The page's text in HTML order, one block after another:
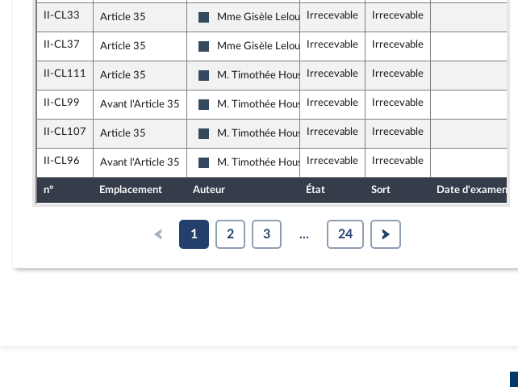
II-CL33 Article 35
Rassemblement National
Mme Gisèle Lelouis Irrecevable Irrecevable
II-CL37 Article 35
Rassemblement National
Mme Gisèle Lelouis Irrecevable Irrecevable
II-CL111 Article 35
Rassemblement National
M. Timothée HoussinIrrecevable Irrecevable
II-CL99 Avant l'Article 35
Rassemblement National
M. Timothée HoussinIrrecevable Irrecevable
II-CL107 Article 35
Rassemblement National
M. Timothée HoussinIrrecevable Irrecevable
II-CL96 Avant l'Article 35
Rassemblement National
M. Timothée HoussinIrrecevable Irrecevable
n° Emplacement Auteur État Sort Date d'examen
1 2 3 ... 24